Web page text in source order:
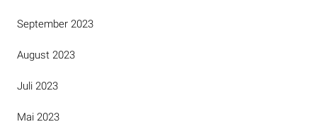
September 2023
August 2023
Juli 2023
Mai 2023